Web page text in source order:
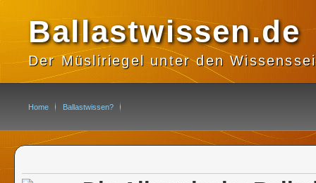
Ballastwissen.de
Der Müsliriegel unter den
Home Ballastwissen?